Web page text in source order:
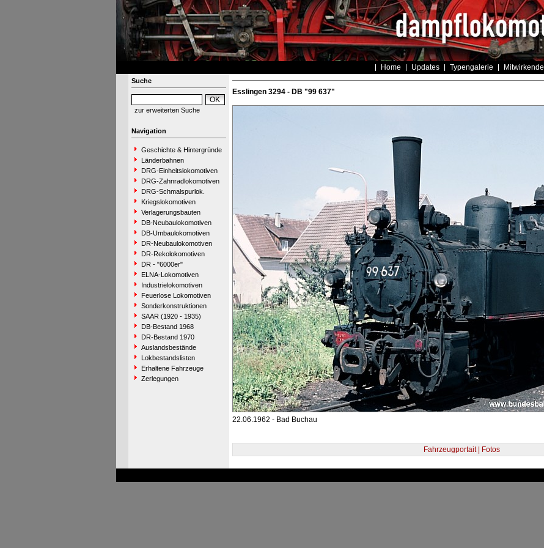
Home Updates Typengalerie Mitwirkende
Suche
zur erweiterten Suche
Navigation
Geschichte & Hintergründe
Länderbahnen
DRG-Einheitslokomotiven
DRG-Zahnradlokomotiven
DRG-Schmalspurlok.
Kriegslokomotiven
Verlagerungsbauten
DB-Neubaulokomotiven
DB-Umbaulokomotiven
DR-Neubaulokomotiven
DR-Rekolokomotiven
DR - "6000er"
ELNA-Lokomotiven
Industrielokomotiven
Feuerlose Lokomotiven
Sonderkonstruktionen
SAAR (1920 - 1935)
DB-Bestand 1968
DR-Bestand 1970
Auslandsbestände
Lokbestandslisten
Erhaltene Fahrzeuge
Zerlegungen
Esslingen 3294 - DB "99 637"
22.06.1962 - Bad Buchau
Fahrzeugportait | Fotos